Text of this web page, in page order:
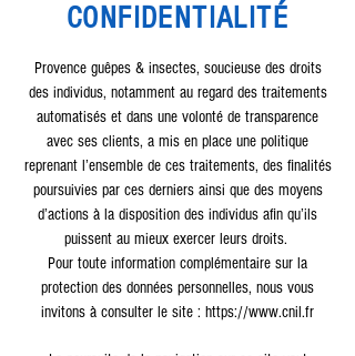
CONFIDENTIALITÉ
Provence guêpes & insectes, soucieuse des droits
des individus, notamment au regard des traitements
automatisés et dans une volonté de transparence
avec ses clients, a mis en place une politique
reprenant l’ensemble de ces traitements, des finalités
poursuivies par ces derniers ainsi que des moyens
d’actions à la disposition des individus afin qu’ils
puissent au mieux exercer leurs droits.
Pour toute information complémentaire sur la
protection des données personnelles, nous vous
invitons à consulter le site : https://www.cnil.fr